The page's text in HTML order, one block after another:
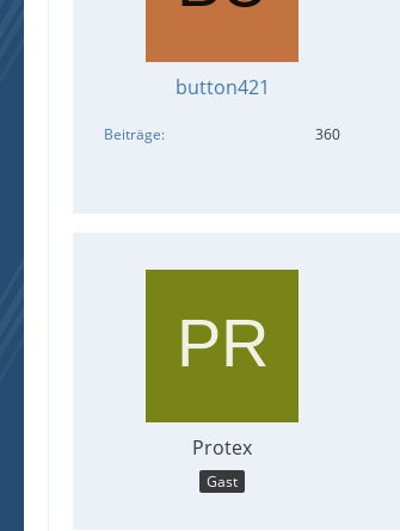
button421
Beiträge 360
Protex
Gast